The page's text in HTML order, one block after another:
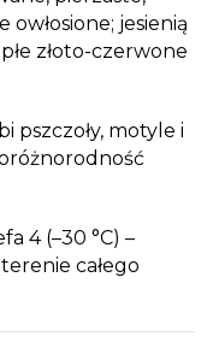
jesienią
złoto-czerwone
pszczoły, motyle i
4 (–30 °C) –
całego